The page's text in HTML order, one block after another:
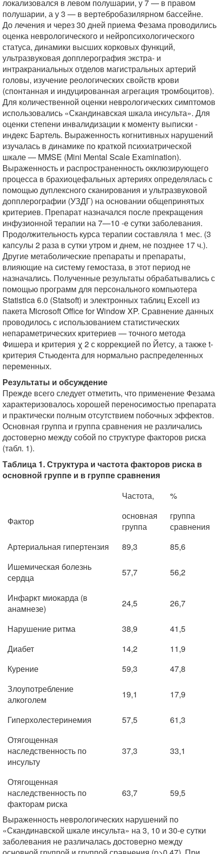
локализовался в левом полушарии, у 7 — в правом
полушарии, а у 3 — в вертебробазилярном бассейне.
До лечения и через 30 дней приема Фезама проводились
оценка неврологического и нейропсихологического
статуса, динамики высших корковых функций,
ультразвуковая допплерография экстра- и
интракраниальных отделов магистральных артерий
головы, изучение реологических свойств крови
(спонтанная и индуцированная агрегация тромбоцитов).
Для количественной оценки неврологических симптомов
использовались «Скандинавская шкала инсульта». Для
оценки степени инвалидизации к моменту выписки -
индекс Бартель. Выраженность когнитивных нарушений
изучалась в динамике по краткой психиатрической
шкале — MMSE (Mini Mental Scale Examination).
Выраженность и распространенность окклюзирующего
процесса в брахиоцефальных артериях определялась с
помощью дуплексного сканирования и ультразвуковой
допплерографии (УЗДГ) на основании общепринятых
критериев. Препарат назначался после прекращения
инфузионной терапии на 7—10 -е сутки заболевания.
Продолжительность курса терапии составляла 1 мес. (3
капсулы 2 раза в сутки утром и днем, не позднее 17 ч.).
Другие метаболические препараты и препараты,
влияющие на систему гемостаза, в этот период не
назначались. Полученные результаты обрабатывались с
помощью программ для персонального компьютера
Statistica 6.0 (Statsoft) и электронных таблиц Excell из
пакета Microsoft Office for Window XP. Сравнение данных
проводилось с использованием статистических
непараметрических критериев — точного метода
Фишера и критерия χ 2 с коррекцией по Йетсу, а также t-
критерия Стьюдента для нормально распределенных
переменных.
Результаты и обсуждение
Прежде всего следует отметить, что применение Фезама
характеризовалось хорошей переносимостью препарата
и практически полным отсутствием побочных эффектов.
Основная группа и группа сравнения не различались
достоверно между собой по структуре факторов риска
(табл. 1).
Таблица 1. Структура и частота факторов риска в
основной группе и в группе сравнения
Частота,
%
Фактор
основная
группа
группа
сравнения
Артериальная гипертензия
89,3
85,6
Ишемическая болезнь
сердца
57,7 56,2
Инфаркт миокарда (в
анамнезе)
24,5 26,7
Нарушение ритма 38,9
41,5
Диабет
14,2
11,9
Курение
59,3
47,8
Злоупотребление
алкоголем
19,1 17,9
Гиперхолестеринемия 57,5
61,3
Отягощенная
наследственность по
инсульту
37,3 33,1
Отягощенная
наследственность по
факторам риска
63,7 59,5
Выраженность неврологических нарушений по
«Скандинавской шкале инсульта» на 3, 10 и 30-е сутки
заболевания не различалась достоверно между